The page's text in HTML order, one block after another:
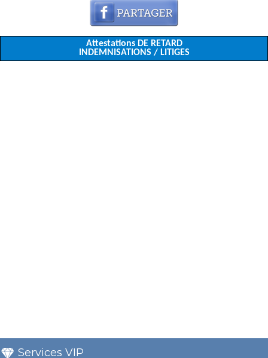
Attestations DE RETARD
INDEMNISATIONS / LITIGES
Services VIP